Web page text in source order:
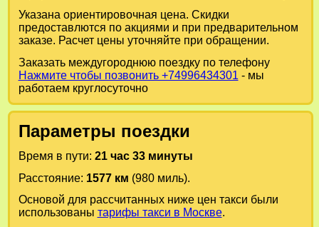
Указана ориентировочная цена. Скидки
предоставлются по акциями и при предварительном
заказе. Расчет цены уточняйте при обращении.
Заказать междугороднюю поездку по телефону
Нажмите чтобы позвонить +74996434301 - мы
работаем круглосуточно
Параметры поездки
Время в пути: 21 час 33 минуты
Расстояние: 1577 км (980 миль).
Основой для рассчитанных ниже цен такси были
использованы тарифы такси в Москве.